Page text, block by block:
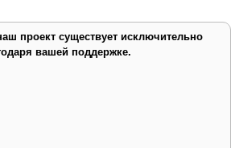
проект существует исключительно
вашей поддержке.